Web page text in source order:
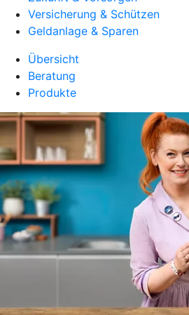
Versicherung & Schützen
Geldanlage & Sparen
Übersicht
Beratung
Produkte